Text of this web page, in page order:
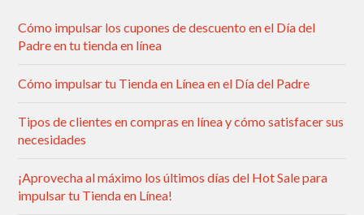
Cómo impulsar los cupones de descuento en el Día del
Padre en tu tienda en línea
Cómo impulsar tu Tienda en Línea en el Día del Padre
Tipos de clientes en compras en línea y cómo satisfacer sus
necesidades
¡Aprovecha al máximo los últimos días del Hot Sale para
impulsar tu Tienda en Línea!